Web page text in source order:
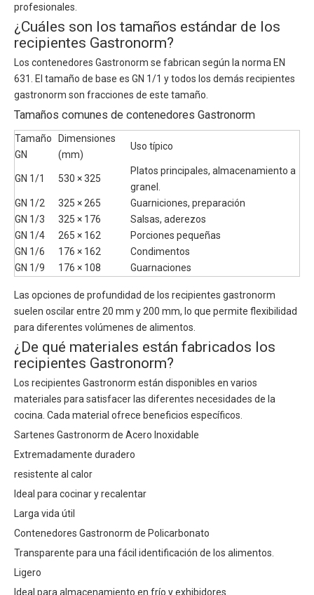
profesionales.
¿Cuáles son los tamaños estándar de los
recipientes Gastronorm?
Los contenedores Gastronorm se fabrican según la norma EN
631. El tamaño de base es GN 1/1 y todos los demás recipientes
gastronorm son fracciones de este tamaño.
Tamaños comunes de contenedores Gastronorm
Tamaño
GN
Dimensiones
(mm)
Uso típico
GN 1/1 530 × 325
Platos principales, almacenamiento a
granel.
GN 1/2
325 × 265
Guarniciones, preparación
GN 1/3
325 × 176
Salsas, aderezos
GN 1/4
265 × 162
Porciones pequeñas
GN 1/6
176 × 162
Condimentos
GN 1/9
176 × 108 Guarnaciones
Las opciones de profundidad de los recipientes gastronorm
suelen oscilar entre 20 mm y 200 mm, lo que permite flexibilidad
para diferentes volúmenes de alimentos.
¿De qué materiales están fabricados los
recipientes Gastronorm?
Los recipientes Gastronorm están disponibles en varios
materiales para satisfacer las diferentes necesidades de la
cocina. Cada material ofrece beneficios específicos.
Sartenes Gastronorm de Acero Inoxidable
Extremadamente duradero
resistente al calor
Ideal para cocinar y recalentar
Larga vida útil
Contenedores Gastronorm de Policarbonato
Transparente para una fácil identificación de los alimentos.
Ligero
Ideal para almacenamiento en frío y exhibidores.